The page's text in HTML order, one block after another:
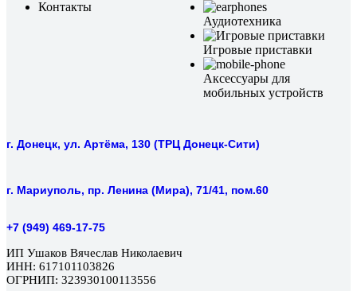
Контакты
Аудиотехника
Игровые приставки
Аксессуары для
мобильных устройств
г. Донецк, ул. Артёма, 130 (ТРЦ Донецк-Сити)
г. Мариуполь, пр. Ленина (Мира), 71/41, пом.60
+7 (949) 469-17-75
ИП Ушаков Вячеслав Николаевич
ИНН: 617101103826
ОГРНИП: 323930100113556